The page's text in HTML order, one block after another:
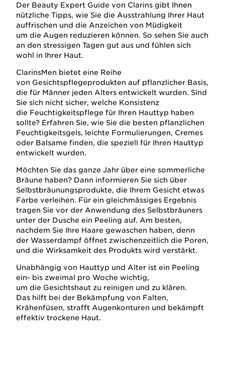
Der Beauty Expert Guide von Clarins gibt Ihnen
nützliche Tipps, wie Sie die Ausstrahlung Ihrer Haut
auffrischen und die Anzeichen von Müdigkeit
um die Augen reduzieren können. So sehen Sie auch
an den stressigen Tagen gut aus und fühlen sich
wohl in Ihrer Haut.
ClarinsMen bietet eine Reihe
von Gesichtspflegeprodukten auf pflanzlicher Basis,
die für Männer jeden Alters entwickelt wurden. Sind
Sie sich nicht sicher, welche Konsistenz
die Feuchtigkeitspflege für Ihren Hauttyp haben
sollte? Erfahren Sie, wie Sie die besten pflanzlichen
Feuchtigkeitsgels, leichte Formulierungen, Cremes
oder Balsame finden, die speziell für Ihren Hauttyp
entwickelt wurden.
Möchten Sie das ganze Jahr über eine sommerliche
Bräune haben? Dann informieren Sie sich über
Selbstbräunungsprodukte, die Ihrem Gesicht etwas
Farbe verleihen. Für ein gleichmässiges Ergebnis
tragen Sie vor der Anwendung des Selbstbräuners
unter der Dusche ein Peeling auf. Am besten,
nachdem Sie Ihre Haare gewaschen haben, denn
der Wasserdampf öffnet zwischenzeitlich die Poren,
und die Wirksamkeit des Produkts wird verstärkt.
Unabhängig von Hauttyp und Alter ist ein Peeling
ein- bis zweimal pro Woche wichtig,
um die Gesichtshaut zu reinigen und zu klären.
Das hilft bei der Bekämpfung von Falten,
Krähenfüsen, strafft Augenkonturen und bekämpft
effektiv trockene Haut.